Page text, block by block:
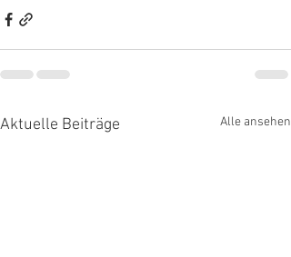
Aktuelle Beiträge Alle ansehen